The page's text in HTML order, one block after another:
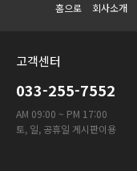
홈으로 회사소개
고객센터
033-255-7552
AM 09:00 ~ PM 17:00
토, 일, 공휴일 게시판이용